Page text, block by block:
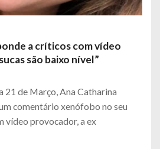
a críticos com vídeo
são baixo nível”
21 de Março, Ana Catharina
comentário xenófobo no seu
vídeo provocador, a ex